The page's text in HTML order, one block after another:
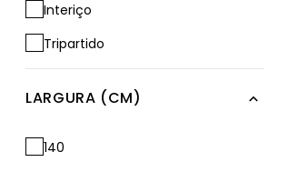
Interiço
Tripartido
LARGURA (CM)
140